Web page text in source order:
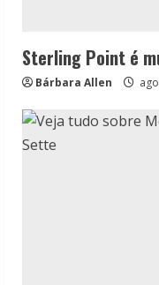
Sterling Point é
Bárbara Allen